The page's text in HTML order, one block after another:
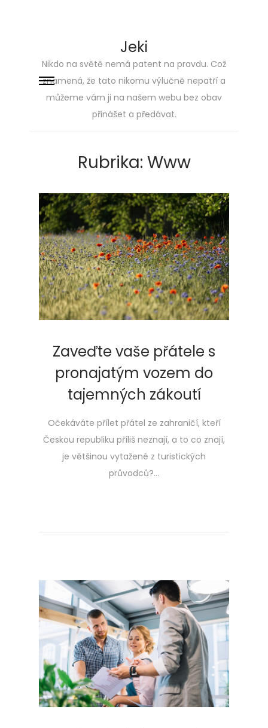
navigation
content
Jeki
Nikdo na světě nemá patent na pravdu. Což
znamená, že tato nikomu výlučně nepatří a
můžeme vám ji na našem webu bez obav
přinášet a předávat.
Rubrika: Www
Zaveďte vaše přátele s
pronajatým vozem do
tajemných zákoutí
Očekáváte přílet přátel ze zahraničí, kteří
Českou republiku příliš neznají, a to co znají,
je většinou vytažené z turistických
průvodců?…